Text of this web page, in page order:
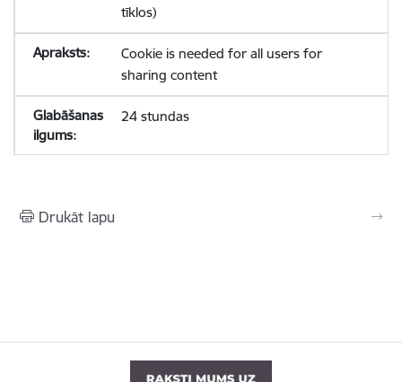
tīklos)
Cookie is needed for all users for
sharing content
24 stundas
Drukāt lapu